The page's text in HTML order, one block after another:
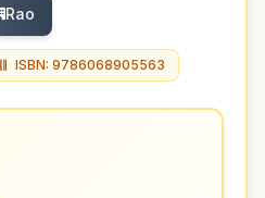
Rao
ISBN: 9786068905563